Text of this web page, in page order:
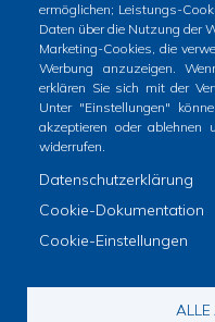
Footer
menu
1
Home
2
Inici
Horari atenció al
De dilluns a dimecres i
Dijous: de 9 a 19h
ermöglichen; Leistungs-
Daten über die Nutzung der
Marketing-Cookies, die
Werbung anzuzeigen.
erklären Sie sich mit der
Unter "Einstellungen"
akzeptieren oder
widerrufen.
Datenschutzerklärung
Cookie-Dokumentation
Cookie-Einstellungen
ALLE